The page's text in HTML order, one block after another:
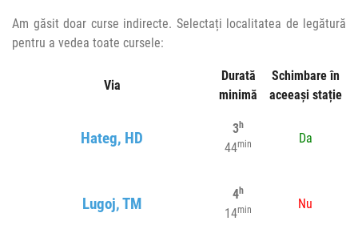
Am găsit doar curse indirecte. Selectați localitatea de legătură
pentru a vedea toate cursele:
Via
Durată
minimă
Schimbare în
aceeași stație
Hateg, HD
3h
44min Da
Lugoj, TM
4h
14min Nu